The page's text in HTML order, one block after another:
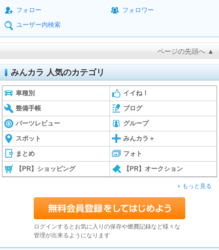
フォロー
フォロワー
ユーザー内検索
ページの先頭へ ▲
みんカラ 人気のカテゴリ
車種別 イイね！
整備手帳 ブログ
パーツレビュー グループ
スポット みんカラ＋
まとめ フォト
【PR】ショッピング 【PR】オークション
もっと見る
ログインするとお気に入りの保存や燃費記録など様々な
管理が出来るようになります